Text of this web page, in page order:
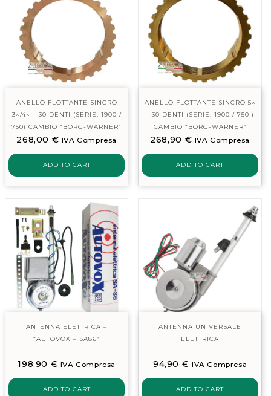
ANELLO FLOTTANTE SINCRO
3^/4^ – 30 DENTI (SERIE: 1900 /
750) CAMBIO “BORG-WARNER”
268,00 € IVA Compresa
ADD TO CART
ANELLO FLOTTANTE SINCRO 5^
– 30 DENTI (SERIE: 1900 / 750 )
CAMBIO “BORG-WARNER”
268,90 € IVA Compresa
ADD TO CART
ANTENNA ELETTRICA –
“AUTOVOX – SA86”
198,90 € IVA Compresa
ADD TO CART
ANTENNA UNIVERSALE
ELETTRICA
94,90 € IVA Compresa
ADD TO CART